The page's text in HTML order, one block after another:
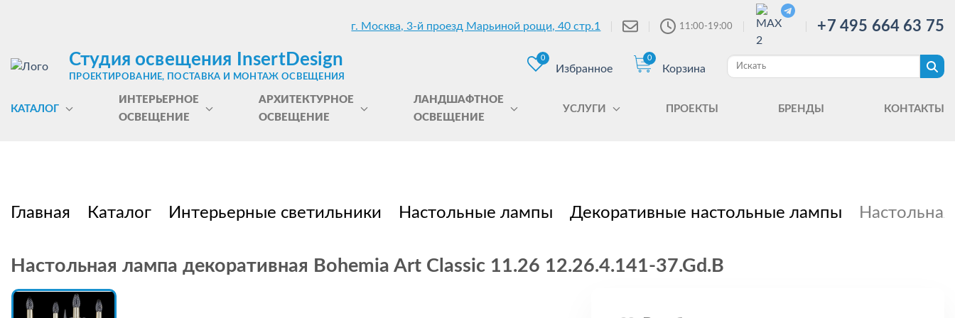
г. Москва, 3-й проезд Марьиной рощи, 40 стр.1 11:00-19:00 +7 495 664 63 75
Студия освещения InsertDesign
ПРОЕКТИРОВАНИЕ, ПОСТАВКА И МОНТАЖ ОСВЕЩЕНИЯ
0
Избранное
0
Корзина
КАТАЛОГ
ИНТЕРЬЕРНОЕ
ОСВЕЩЕНИЕ
АРХИТЕКТУРНОЕ
ОСВЕЩЕНИЕ
ЛАНДШАФТНОЕ
ОСВЕЩЕНИЕ
УСЛУГИ ПРОЕКТЫ БРЕНДЫ КОНТАКТЫ
Главная Каталог Интерьерные светильники Настольные лампы Декоративные настольные лампы
Настольная лампа декоративная Bohemia Art Classic 11.26 12.26.4.141-37.Gd.B